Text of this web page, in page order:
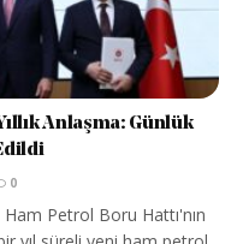
Anlaşma: Günlük
0
Petrol Boru Hattı'nın